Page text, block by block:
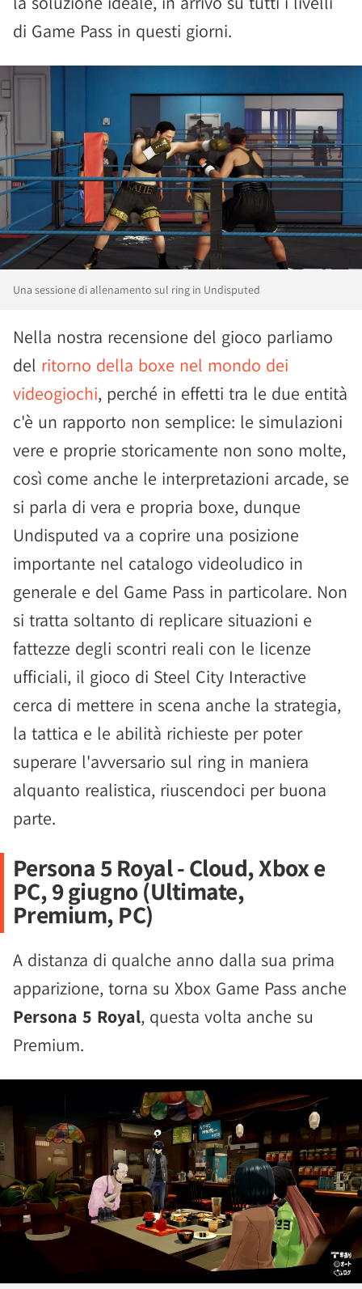
di Game Pass in questi giorni.
Una sessione di allenamento sul ring in Undisputed
Nella nostra recensione del gioco parliamo
del ritorno della boxe nel mondo dei
videogiochi, perché in effetti tra le due entità
c'è un rapporto non semplice: le simulazioni
vere e proprie storicamente non sono molte,
così come anche le interpretazioni arcade, se
si parla di vera e propria boxe, dunque
Undisputed va a coprire una posizione
importante nel catalogo videoludico in
generale e del Game Pass in particolare. Non
si tratta soltanto di replicare situazioni e
fattezze degli scontri reali con le licenze
ufficiali, il gioco di Steel City Interactive
cerca di mettere in scena anche la strategia,
la tattica e le abilità richieste per poter
superare l'avversario sul ring in maniera
alquanto realistica, riuscendoci per buona
parte.
Persona 5 Royal - Cloud, Xbox e
PC, 9 giugno (Ultimate,
Premium, PC)
A distanza di qualche anno dalla sua prima
apparizione, torna su Xbox Game Pass anche
Persona 5 Royal, questa volta anche su
Premium.